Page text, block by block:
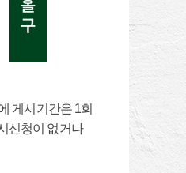
게시기간은 1회
신청이 없거나